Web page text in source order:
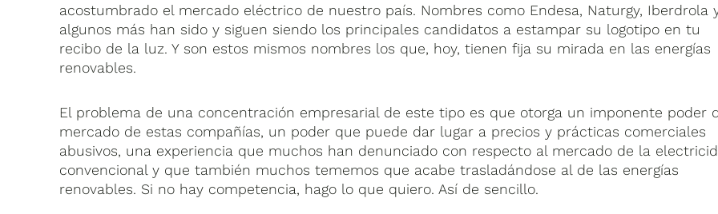
acostumbrado el mercado eléctrico de nuestro país. Nombres como Endesa, Naturgy, Iberdrola
algunos más han sido y siguen siendo los principales candidatos a estampar su logotipo en tu
recibo de la luz. Y son estos mismos nombres los que, hoy, tienen fija su mirada en las energías
renovables.
El problema de una concentración empresarial de este tipo es que otorga un imponente poder
mercado de estas compañías, un poder que puede dar lugar a precios y prácticas comerciales
abusivos, una experiencia que muchos han denunciado con respecto al mercado de la
convencional y que también muchos tememos que acabe trasladándose al de las energías
renovables. Si no hay competencia, hago lo que quiero. Así de sencillo.